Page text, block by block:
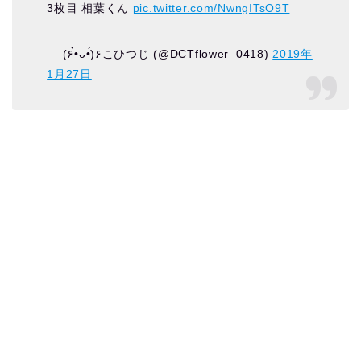
3枚目 相葉くん pic.twitter.com/NwngITsO9T
— (۶•̀ᴗ•́)۶こひつじ (@DCTflower_0418) 2019年
1月27日